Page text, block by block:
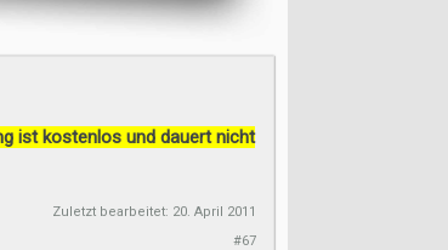
ist kostenlos und dauert nicht
Zuletzt bearbeitet: 20. April 2011
#67